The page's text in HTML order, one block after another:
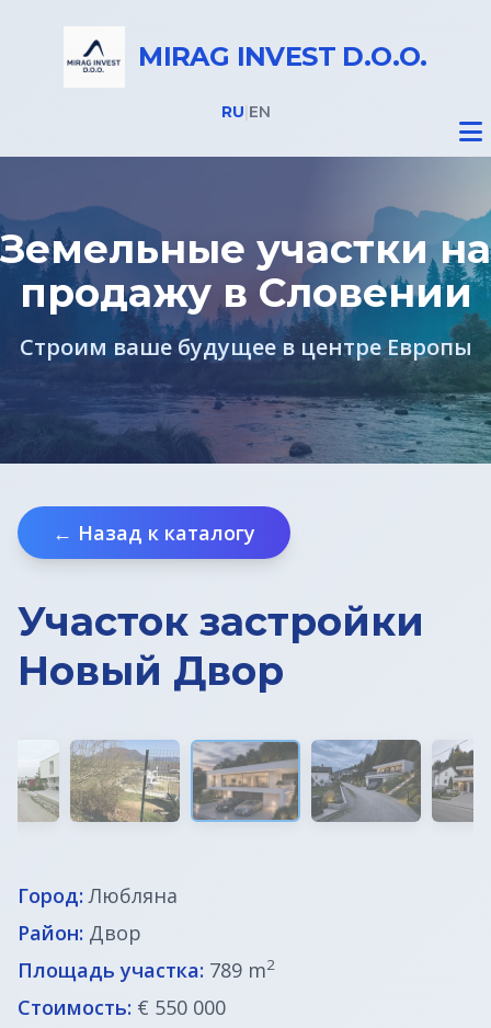
MIRAG INVEST D.O.O.
RU EN
Недвижимость
Все объекты
Дома на Бледе
Земельные участки под строительство
Земельные участки в Бледе
Дома в Любляне
Фермы в Словении
Дома до € 100 000
ВНЖ в Словении
Земельные участки на
продажу в Словении
Строим ваше будущее в центре Европы
← Назад к каталогу
Участок застройки
Новый Двор
Город: Любляна
Район: Двор
Площадь участка: 789 m2
Стоимость: € 550 000